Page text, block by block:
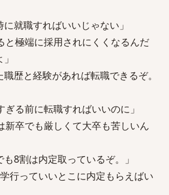
就職すればいいじゃない」
と極端に採用されにくくなるんだ
歴と経験があれば転職できるぞ。
る前に転職すればいいのに」
新卒でも厳しくて大卒も苦しいん
8割は内定取っているぞ。」
行っていいとこに内定もらえばい